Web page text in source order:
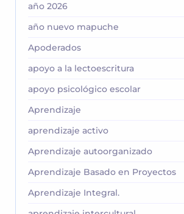
año 2026
año nuevo mapuche
Apoderados
apoyo a la lectoescritura
apoyo psicológico escolar
Aprendizaje
aprendizaje activo
Aprendizaje autoorganizado
Aprendizaje Basado en Proyectos
Aprendizaje Integral.